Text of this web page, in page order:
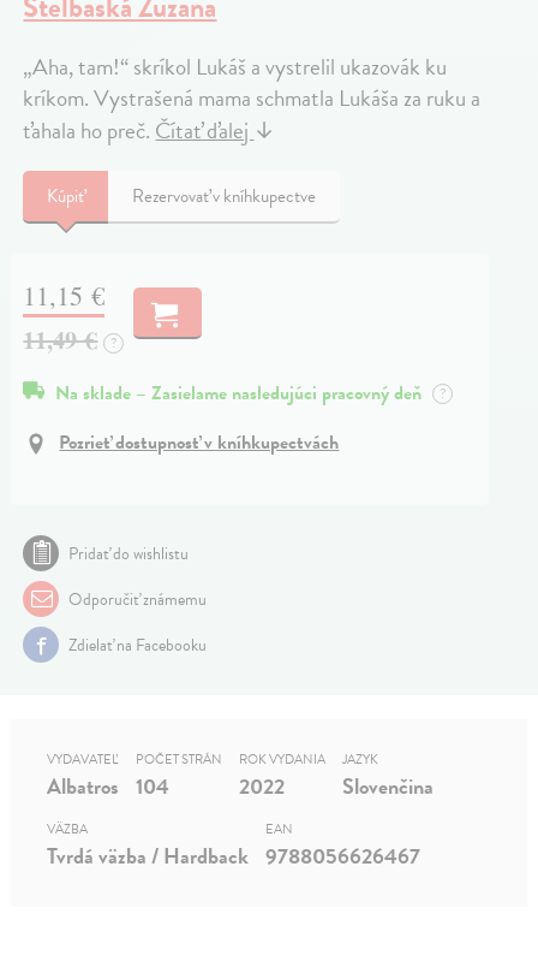
„Aha, tam!“ skríkol Lukáš a vystrelil ukazovák ku
kríkom. Vystrašená mama schmatla Lukáša za ruku a
ťahala ho preč.Čítať ďalej↓
Kúpiť Rezervovať v kníhkupectve
11,15 €
11,49 € ?
Na sklade – Zasielame nasledujúci pracovný deň ?
Pozrieť dostupnosť v kníhkupectvách
Pridať do wishlistu
Odporučiť známemu
Zdielať na Facebooku
VYDAVATEĽ
Albatros
POČET STRÁN
104
ROK VYDANIA
2022
JAZYK
Slovenčina
VÄZBA
Tvrdá väzba / Hardback
EAN
9788056626467